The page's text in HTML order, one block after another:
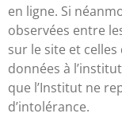
en ligne. Si
observées entre
sur le site et
données à
que l’Institut ne
d’intolérance.